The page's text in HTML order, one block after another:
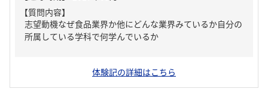
【質問内容】
志望動機なぜ食品業界か他にどんな業界みているか自分の
所属している学科で何学んでいるか
体験記の詳細はこちら